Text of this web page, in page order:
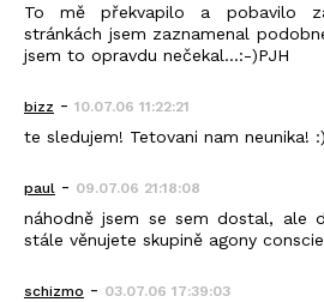
To mě překvapilo a pobavilo
stránkách jsem zaznamenal
jsem to opravdu nečekal...:-)PJH
bizz - 10.07.06 11:22:21
te sledujem! Tetovani nam neunika! :)
paul - 09.07.06 21:18:08
náhodně jsem se sem dostal, ale
stále věnujete skupině agony
schizmo - 03.07.06 17:39:03